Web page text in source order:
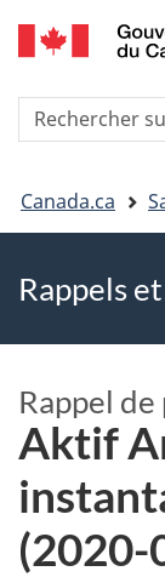
Vous
êtes
ici
Canada.ca
Rappels
Rappel
Aktif
(2020-